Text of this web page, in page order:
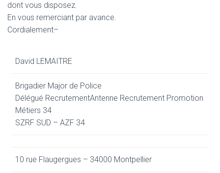
dont vous disposez.
En vous remerciant par avance.
Cordialement–
David LEMAITRE
Brigadier Major de Police
Délégué RecrutementAntenne Recrutement Promotion
Métiers 34
SZRF SUD – AZF 34
10 rue Flaugergues – 34000 Montpellier